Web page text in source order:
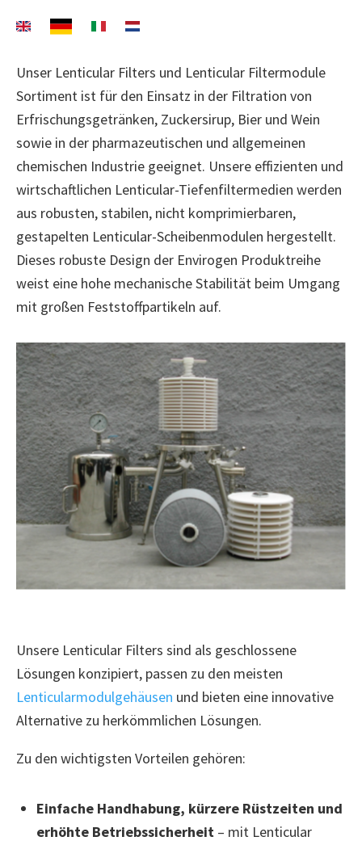
Unser Lenticular Filters und Lenticular Filtermodule
Sortiment ist für den Einsatz in der Filtration von
Erfrischungsgetränken, Zuckersirup, Bier und Wein
sowie in der pharmazeutischen und allgemeinen
chemischen Industrie geeignet. Unsere effizienten und
wirtschaftlichen Lenticular-Tiefenfiltermedien werden
aus robusten, stabilen, nicht komprimierbaren,
gestapelten Lenticular-Scheibenmodulen hergestellt.
Dieses robuste Design der Envirogen Produktreihe
weist eine hohe mechanische Stabilität beim Umgang
mit großen Feststoffpartikeln auf.
Unsere Lenticular Filters sind als geschlossene
Lösungen konzipiert, passen zu den meisten
Lenticularmodulgehäusen und bieten eine innovative
Alternative zu herkömmlichen Lösungen.
Zu den wichtigsten Vorteilen gehören:
Einfache Handhabung, kürzere Rüstzeiten und
erhöhte Betriebssicherheit – mit Lenticular